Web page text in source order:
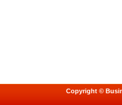
Copyright ©